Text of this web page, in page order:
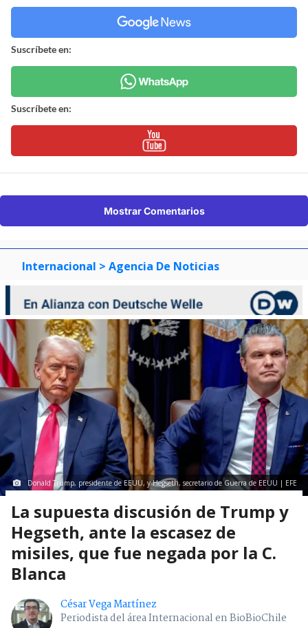
Suscríbete en:
Suscríbete en:
Mostrar Comentarios
Internacional > Agencia De Noticias
Donald Trump, presidente de EEUU, y Hegseth, secretario de Guerra de EEUU | EFE
La supuesta discusión de Trump y
Hegseth, ante la escasez de
misiles, que fue negada por la C.
Blanca
César Vega Martínez
Periodista del área Internacional en BioBioChile